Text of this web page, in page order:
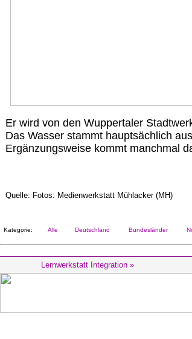
Er wird von den Wuppertaler
Das Wasser stammt hauptsächlich
Ergänzungsweise kommt manchmal
Quelle: Fotos: Medienwerkstatt Mühlacker (MH)
Kategorie: Alle Deutschland Bundesländer
Lernwerkstatt Integration »